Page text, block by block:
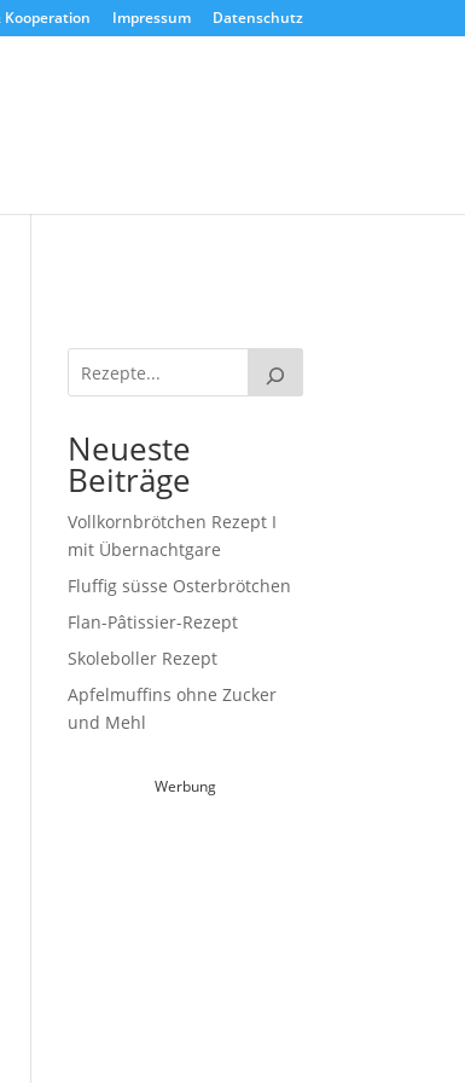
Impressum Datenschutz
Neueste
Beiträge
Vollkornbrötchen Rezept I
mit Übernachtgare
Fluffig süsse Osterbrötchen
Flan-Pâtissier-Rezept
Skoleboller Rezept
Apfelmuffins ohne Zucker
und Mehl
Werbung